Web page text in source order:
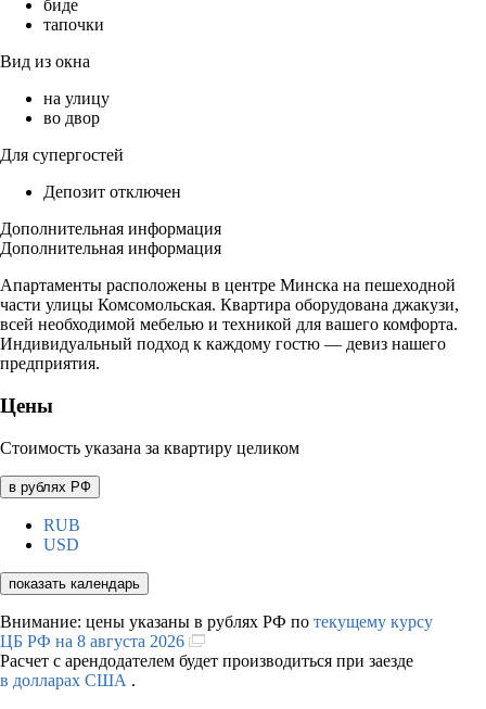
биде
тапочки
Вид из окна
на улицу
во двор
Для супергостей
Депозит отключен
Дополнительная информация
Дополнительная информация
Апартаменты расположены в центре Минска на пешеходной
части улицы Комсомольская. Квартира оборудована джакузи,
всей необходимой мебелью и техникой для вашего комфорта.
Индивидуальный подход к каждому гостю — девиз нашего
предприятия.
Цены
Стоимость указана за квартиру целиком
в рублях РФ
RUB
USD
показать календарь
Внимание: цены указаны в рублях РФ по текущему курсу
ЦБ РФ на 8 августа 2026
Расчет с арендодателем будет производиться при заезде
в долларах США .